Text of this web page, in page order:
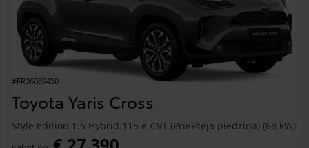
#FR36089450
Toyota Yaris Cross
Style Edition 1.5 Hybrid 115 e-CVT (Priekšējā piedziņa) (68 kW)